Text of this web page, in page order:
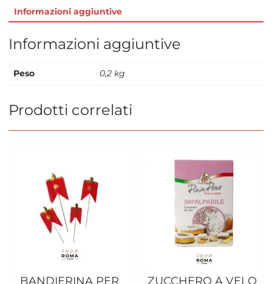
Informazioni aggiuntive
Informazioni aggiuntive
Peso 0,2 kg
Prodotti correlati
BANDIERINA PER
ZUCCHERO A VELO